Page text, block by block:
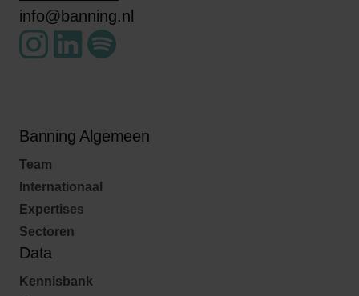
info@banning.nl
Banning Algemeen
Team
Internationaal
Expertises
Sectoren
Data
Kennisbank